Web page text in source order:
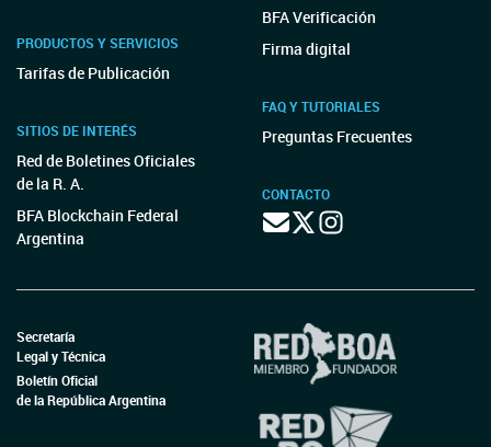
PRODUCTOS Y SERVICIOS
Tarifas de Publicación
SITIOS DE INTERÉS
Red de Boletines Oficiales
de la R. A.
BFA Blockchain Federal
Argentina
BFA Verificación
Firma digital
FAQ Y TUTORIALES
Preguntas Frecuentes
CONTACTO
Secretaría
Legal y Técnica
Boletín Oficial
de la República Argentina